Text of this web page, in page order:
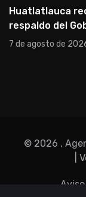
Huatlatlauca
respaldo del
7 de agosto de
© 2026 ,
|